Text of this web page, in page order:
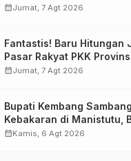
Siapkan Upaya
calendar_monthJumat, 7 Agt 2026
Fantastis! Baru Hitungan
Pasar Rakyat PKK
Jembrana Raup Omzet
calendar_monthJumat, 7 Agt 2026
Bupati Kembang
Kebakaran di Manistutu,
Disalurkan untuk
calendar_monthKamis, 6 Agt 2026